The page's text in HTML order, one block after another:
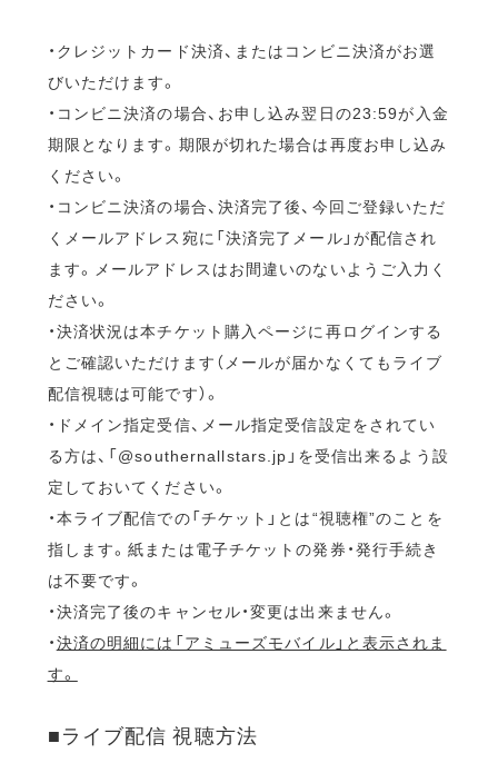
・クレジットカード決済、またはコンビニ決済がお選
びいただけます。
・コンビニ決済の場合、お申し込み翌日の23:59が入金
期限となります。期限が切れた場合は再度お申し込み
ください。
・コンビニ決済の場合、決済完了後、今回ご登録いただ
くメールアドレス宛に「決済完了メール」が配信され
ます。メールアドレスはお間違いのないようご入力く
ださい。
・決済状況は本チケット購入ページに再ログインする
とご確認いただけます（メールが届かなくてもライブ
配信視聴は可能です）。
・ドメイン指定受信、メール指定受信設定をされてい
る方は、「@southernallstars.jp」を受信出来るよう設
定しておいてください。
・本ライブ配信での「チケット」とは“視聴権”のことを
指します。紙または電子チケットの発券・発行手続き
は不要です。
・決済完了後のキャンセル・変更は出来ません。
・決済の明細には「アミューズモバイル」と表示されま
す。
■ライブ配信 視聴方法